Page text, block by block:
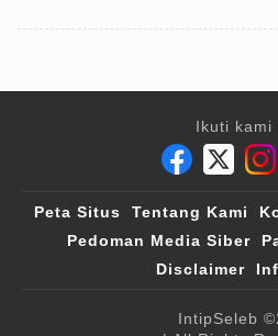
Ikuti kami
Peta Situs Tentang Kami
Pedoman Media Siber
Disclaimer
IntipSeleb